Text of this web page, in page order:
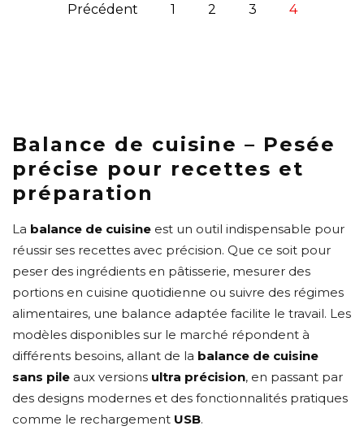
Précédent 1 2 3 4
Balance de cuisine – Pesée
précise pour recettes et
préparation
La balance de cuisine est un outil indispensable pour
réussir ses recettes avec précision. Que ce soit pour
peser des ingrédients en pâtisserie, mesurer des
portions en cuisine quotidienne ou suivre des régimes
alimentaires, une balance adaptée facilite le travail. Les
modèles disponibles sur le marché répondent à
différents besoins, allant de la balance de cuisine
sans pile aux versions ultra précision, en passant par
des designs modernes et des fonctionnalités pratiques
comme le rechargement USB.